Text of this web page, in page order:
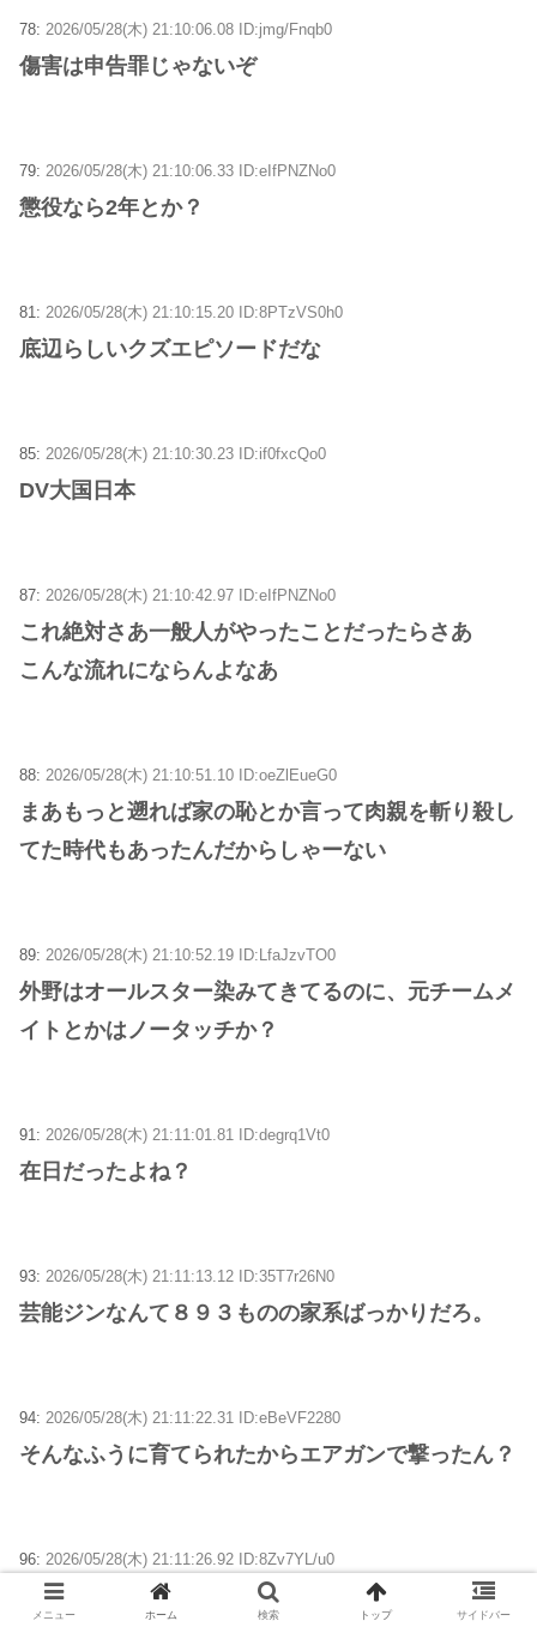
78: 2026/05/28(木) 21:10:06.08 ID:jmg/Fnqb0
傷害は申告罪じゃないぞ
79: 2026/05/28(木) 21:10:06.33 ID:eIfPNZNo0
懲役なら2年とか？
81: 2026/05/28(木) 21:10:15.20 ID:8PTzVS0h0
底辺らしいクズエピソードだな
85: 2026/05/28(木) 21:10:30.23 ID:if0fxcQo0
DV大国日本
87: 2026/05/28(木) 21:10:42.97 ID:eIfPNZNo0
これ絶対さあ一般人がやったことだったらさあ
こんな流れにならんよなあ
88: 2026/05/28(木) 21:10:51.10 ID:oeZlEueG0
まあもっと遡れば家の恥とか言って肉親を斬り殺し
てた時代もあったんだからしゃーない
89: 2026/05/28(木) 21:10:52.19 ID:LfaJzvTO0
外野はオールスター染みてきてるのに、元チームメ
イトとかはノータッチか？
91: 2026/05/28(木) 21:11:01.81 ID:degrq1Vt0
在日だったよね？
93: 2026/05/28(木) 21:11:13.12 ID:35T7r26N0
芸能ジンなんて８９３ものの家系ばっかりだろ。
94: 2026/05/28(木) 21:11:22.31 ID:eBeVF2280
そんなふうに育てられたからエアガンで撃ったん？
96: 2026/05/28(木) 21:11:26.92 ID:8Zv7YL/u0
まーたティンコンカンコンティンコンカンコン言う
メニュー ホーム 検索 トップ サイドバー